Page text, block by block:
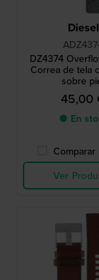
Diesel
DZ4374
Correa de tela
sobre
45,00
● En
Comparar
Ver